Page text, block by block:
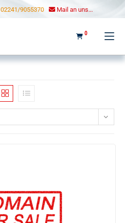
LOHMANN MARKETING
02241/9055370 Mail an uns...
0